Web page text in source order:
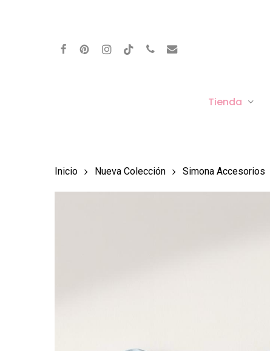
facebookpinterestinstagram
behancephoneemail
Tienda
Inicio Nueva Colección Simona Accesorios